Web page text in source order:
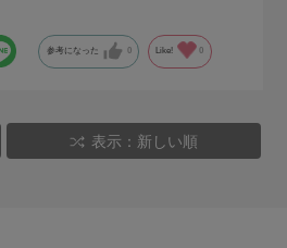
参考になった 0 Like! 0
表示：新しい順